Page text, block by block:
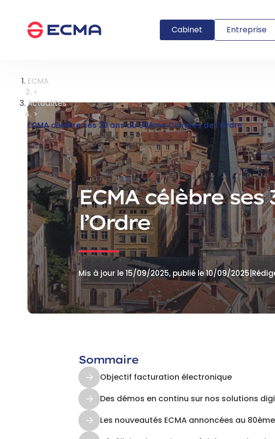
Cabinet Entreprise
ECMA
>
Actualités
>
ECMA célèbre ses 30 ans au 80ème Congrès de l’Ordre
ECMA célèbre
l’Ordre
Mis à jour le 15/09/2025, publié le 10/09/2025
Sommaire
Objectif facturation électronique
Des démos en continu sur nos solutions
Les nouveautés ECMA annoncées au